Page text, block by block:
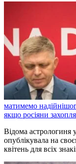
матимемо
якщо росіяни
Відома астрологиня
опублікувала на
квітень для всіх